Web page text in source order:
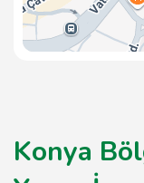
Konya